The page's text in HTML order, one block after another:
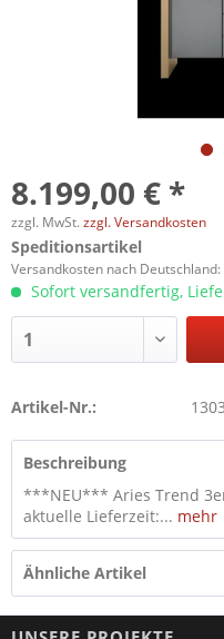
8.199,00 € *
zzgl. MwSt. zzgl. Versandkosten
Speditionsartikel
Versandkosten nach
Sofort versandfertig,
Artikel-Nr.:
Beschreibung
***NEU*** Aries Trend
aktuelle Lieferzeit:... mehr
Ähnliche Artikel